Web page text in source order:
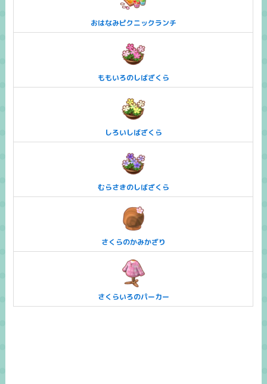
おはなみピクニックランチ
ももいろのしばざくら
しろいしばざくら
むらさきのしばざくら
さくらのかみかざり
さくらいろのパーカー